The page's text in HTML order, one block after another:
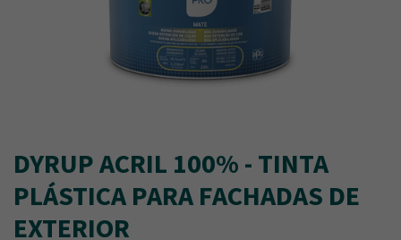
DYRUP ACRIL 100% - TINTA
PLÁSTICA PARA FACHADAS DE
EXTERIOR